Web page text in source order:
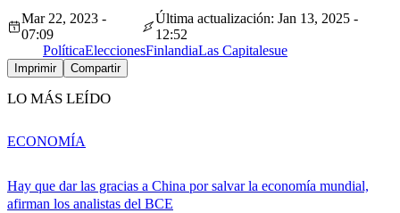
Mar 22, 2023 -
07:09
Última actualización: Jan 13, 2025 -
12:52
PolíticaEleccionesFinlandiaLas Capitalesue
Imprimir Compartir
LO MÁS LEÍDO
Hay que dar las gracias a China por salvar la economía mundial,
afirman los analistas del BCE
ECONOMÍA